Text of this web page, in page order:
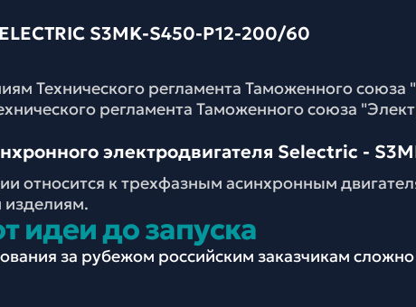
S3MK-S450-P12-200/60
Технического регламента Таможенного союза
регламента Таможенного союза
электродвигателя Selectric -
относится к трехфазным асинхронным
изделиям.
идеи до запуска
за рубежом российским заказчикам